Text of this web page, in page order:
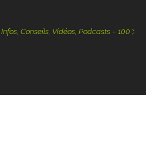
Conseils, Vidéos, Podcasts – 100 %